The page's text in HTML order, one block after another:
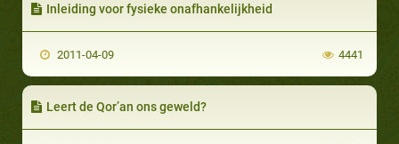
Inleiding voor fysieke onafhankelijkheid
2011-04-09 4441
Leert de Qor’an ons geweld?